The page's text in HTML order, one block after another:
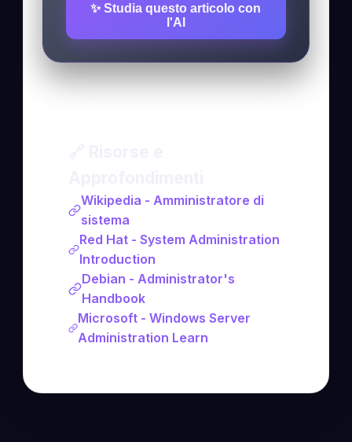
✨ Studia questo articolo con
l'AI
Wikipedia - Amministratore di
sistema
Red Hat - System Administration
Introduction
Debian - Administrator's
Handbook
Microsoft - Windows Server
Administration Learn